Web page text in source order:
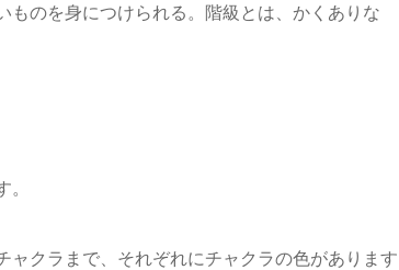
ものを身につけられる。階級とは、かくありな
。
ャクラまで、それぞれにチャクラの色があります